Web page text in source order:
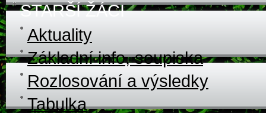
STARŠÍ ŽÁCI
Aktuality
Základní info, soupiska
Rozlosování a výsledky
Tabulka